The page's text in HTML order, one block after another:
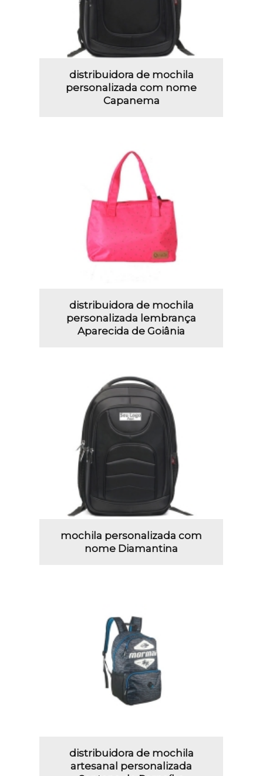
distribuidora de mochila
personalizada com nome
Capanema
distribuidora de mochila
personalizada lembrança
Aparecida de Goiânia
mochila personalizada com
nome Diamantina
distribuidora de mochila
artesanal personalizada